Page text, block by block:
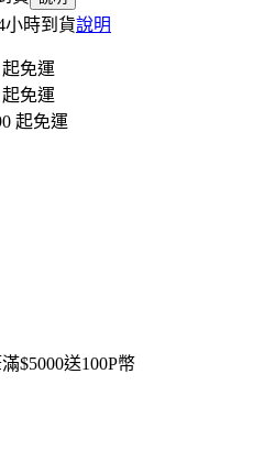
小時到貨說明
免運
免運
起免運
$5000送100P幣